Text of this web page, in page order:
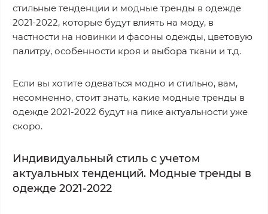
стильные тенденции и модные тренды в одежде
2021-2022, которые будут влиять на моду, в
частности на новинки и фасоны одежды, цветовую
палитру, особенности кроя и выбора ткани и т.д.
Если вы хотите одеваться модно и стильно, вам,
несомненно, стоит знать, какие модные тренды в
одежде 2021-2022 будут на пике актуальности уже
скоро.
Индивидуальный стиль с учетом
актуальных тенденций. Модные тренды в
одежде 2021-2022